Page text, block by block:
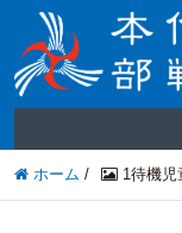
ホーム / 1待機